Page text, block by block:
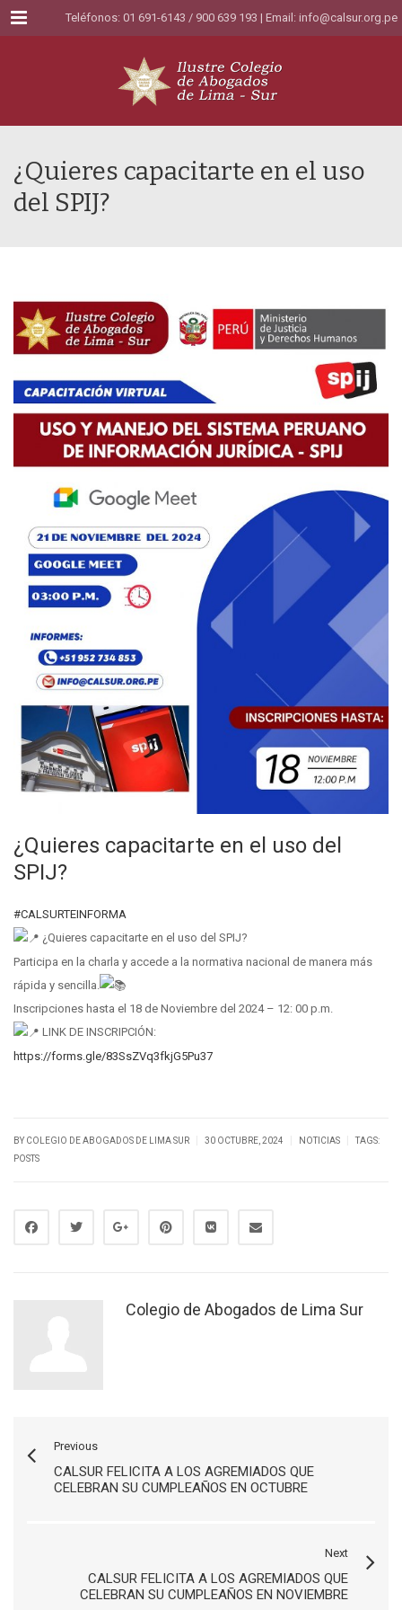
Menu Teléfonos: 01 691-6143 / 900 639 193 | Email: info@calsur.org.pe
¿Quieres capacitarte en el uso
del SPIJ?
¿Quieres capacitarte en el uso del
SPIJ?
#CALSURTEINFORMA
¿Quieres capacitarte en el uso del SPIJ?
Participa en la charla y accede a la normativa nacional de manera más
rápida y sencilla.
Inscripciones hasta el 18 de Noviembre del 2024 – 12: 00 p.m.
LINK DE INSCRIPCIÓN:
https://forms.gle/83SsZVq3fkjG5Pu37
BYCOLEGIO DE ABOGADOS DE LIMA SUR 30 OCTUBRE, 2024 NOTICIAS
TAGS:
POSTS
Colegio de Abogados de Lima Sur
Previous
CALSUR FELICITA A LOS AGREMIADOS QUE
CELEBRAN SU CUMPLEAÑOS EN OCTUBRE
Next
CALSUR FELICITA A LOS AGREMIADOS QUE
CELEBRAN SU CUMPLEAÑOS EN NOVIEMBRE